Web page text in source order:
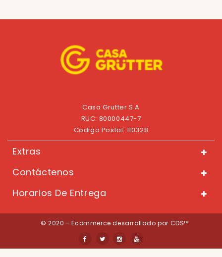
Casa Grutter S.A
RUC: 80000447-7
Codigo Postal: 110328
Extras
Contáctenos
Horarios De Entrega
© 2020 - Ecommerce desarrollado por CDS™